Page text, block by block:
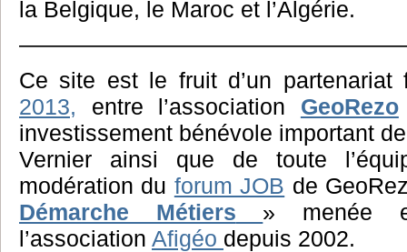
la Belgique, le Maroc et l’Algérie.
Ce site est le fruit d’un partenariat
2013, entre l’association GeoRezo
investissement bénévole important
Vernier ainsi que de toute
modération du forum JOB de
Démarche Métiers
» menée
l’association Afigéo depuis 2002.